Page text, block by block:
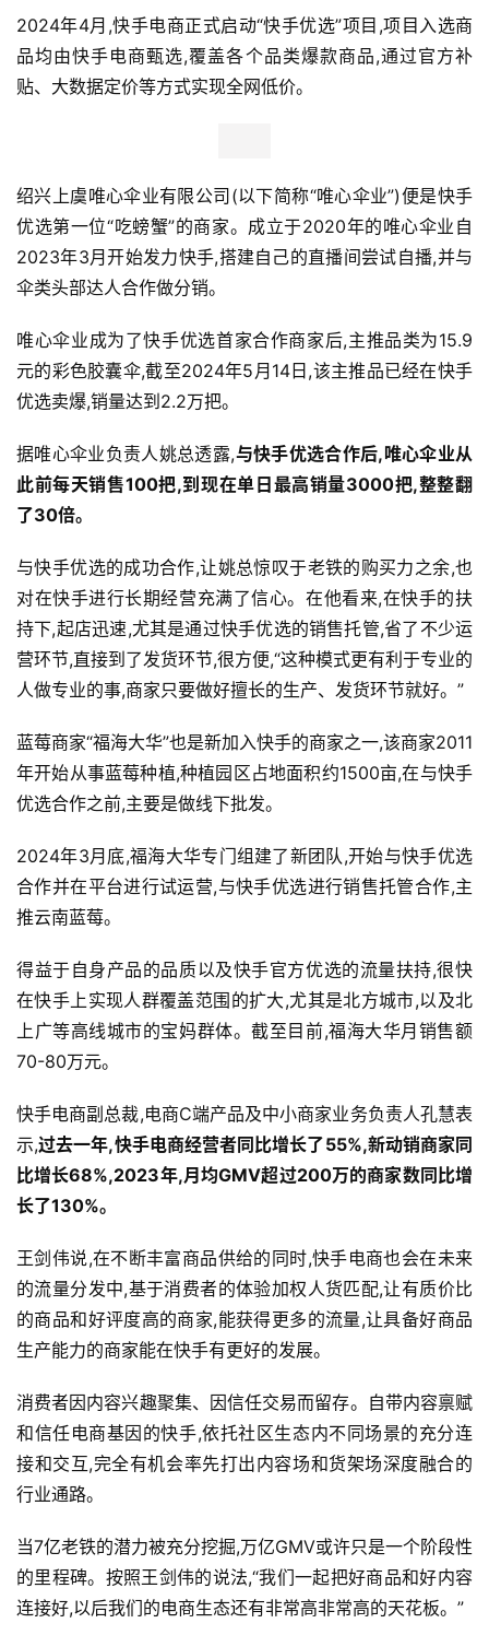
2024年4月,快手电商正式启动“快手优选”项目,项目入选商
品均由快手电商甄选,覆盖各个品类爆款商品,通过官方补
贴、大数据定价等方式实现全网低价。
绍兴上虞唯心伞业有限公司(以下简称“唯心伞业”)便是快手
优选第一位“吃螃蟹”的商家。成立于2020年的唯心伞业自
2023年3月开始发力快手,搭建自己的直播间尝试自播,并与
伞类头部达人合作做分销。
唯心伞业成为了快手优选首家合作商家后,主推品类为15.9
元的彩色胶囊伞,截至2024年5月14日,该主推品已经在快手
优选卖爆,销量达到2.2万把。
据唯心伞业负责人姚总透露,与快手优选合作后,唯心伞业从
此前每天销售100把,到现在单日最高销量3000把,整整翻
了30倍。
与快手优选的成功合作,让姚总惊叹于老铁的购买力之余,也
对在快手进行长期经营充满了信心。在他看来,在快手的扶
持下,起店迅速,尤其是通过快手优选的销售托管,省了不少运
营环节,直接到了发货环节,很方便,“这种模式更有利于专业的
人做专业的事,商家只要做好擅长的生产、发货环节就好。”
蓝莓商家“福海大华”也是新加入快手的商家之一,该商家2011
年开始从事蓝莓种植,种植园区占地面积约1500亩,在与快手
优选合作之前,主要是做线下批发。
2024年3月底,福海大华专门组建了新团队,开始与快手优选
合作并在平台进行试运营,与快手优选进行销售托管合作,主
推云南蓝莓。
得益于自身产品的品质以及快手官方优选的流量扶持,很快
在快手上实现人群覆盖范围的扩大,尤其是北方城市,以及北
上广等高线城市的宝妈群体。截至目前,福海大华月销售额
70-80万元。
快手电商副总裁,电商C端产品及中小商家业务负责人孔慧表
示,过去一年,快手电商经营者同比增长了55%,新动销商家同
比增长68%,2023年,月均GMV超过200万的商家数同比增
长了130%。
王剑伟说,在不断丰富商品供给的同时,快手电商也会在未来
的流量分发中,基于消费者的体验加权人货匹配,让有质价比
的商品和好评度高的商家,能获得更多的流量,让具备好商品
生产能力的商家能在快手有更好的发展。
消费者因内容兴趣聚集、因信任交易而留存。自带内容禀赋
和信任电商基因的快手,依托社区生态内不同场景的充分连
接和交互,完全有机会率先打出内容场和货架场深度融合的
行业通路。
当7亿老铁的潜力被充分挖掘,万亿GMV或许只是一个阶段性
的里程碑。按照王剑伟的说法,“我们一起把好商品和好内容
连接好,以后我们的电商生态还有非常高非常高的天花板。”